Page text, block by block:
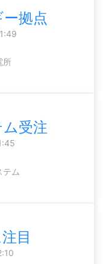
拠点
所
受注
テム
目